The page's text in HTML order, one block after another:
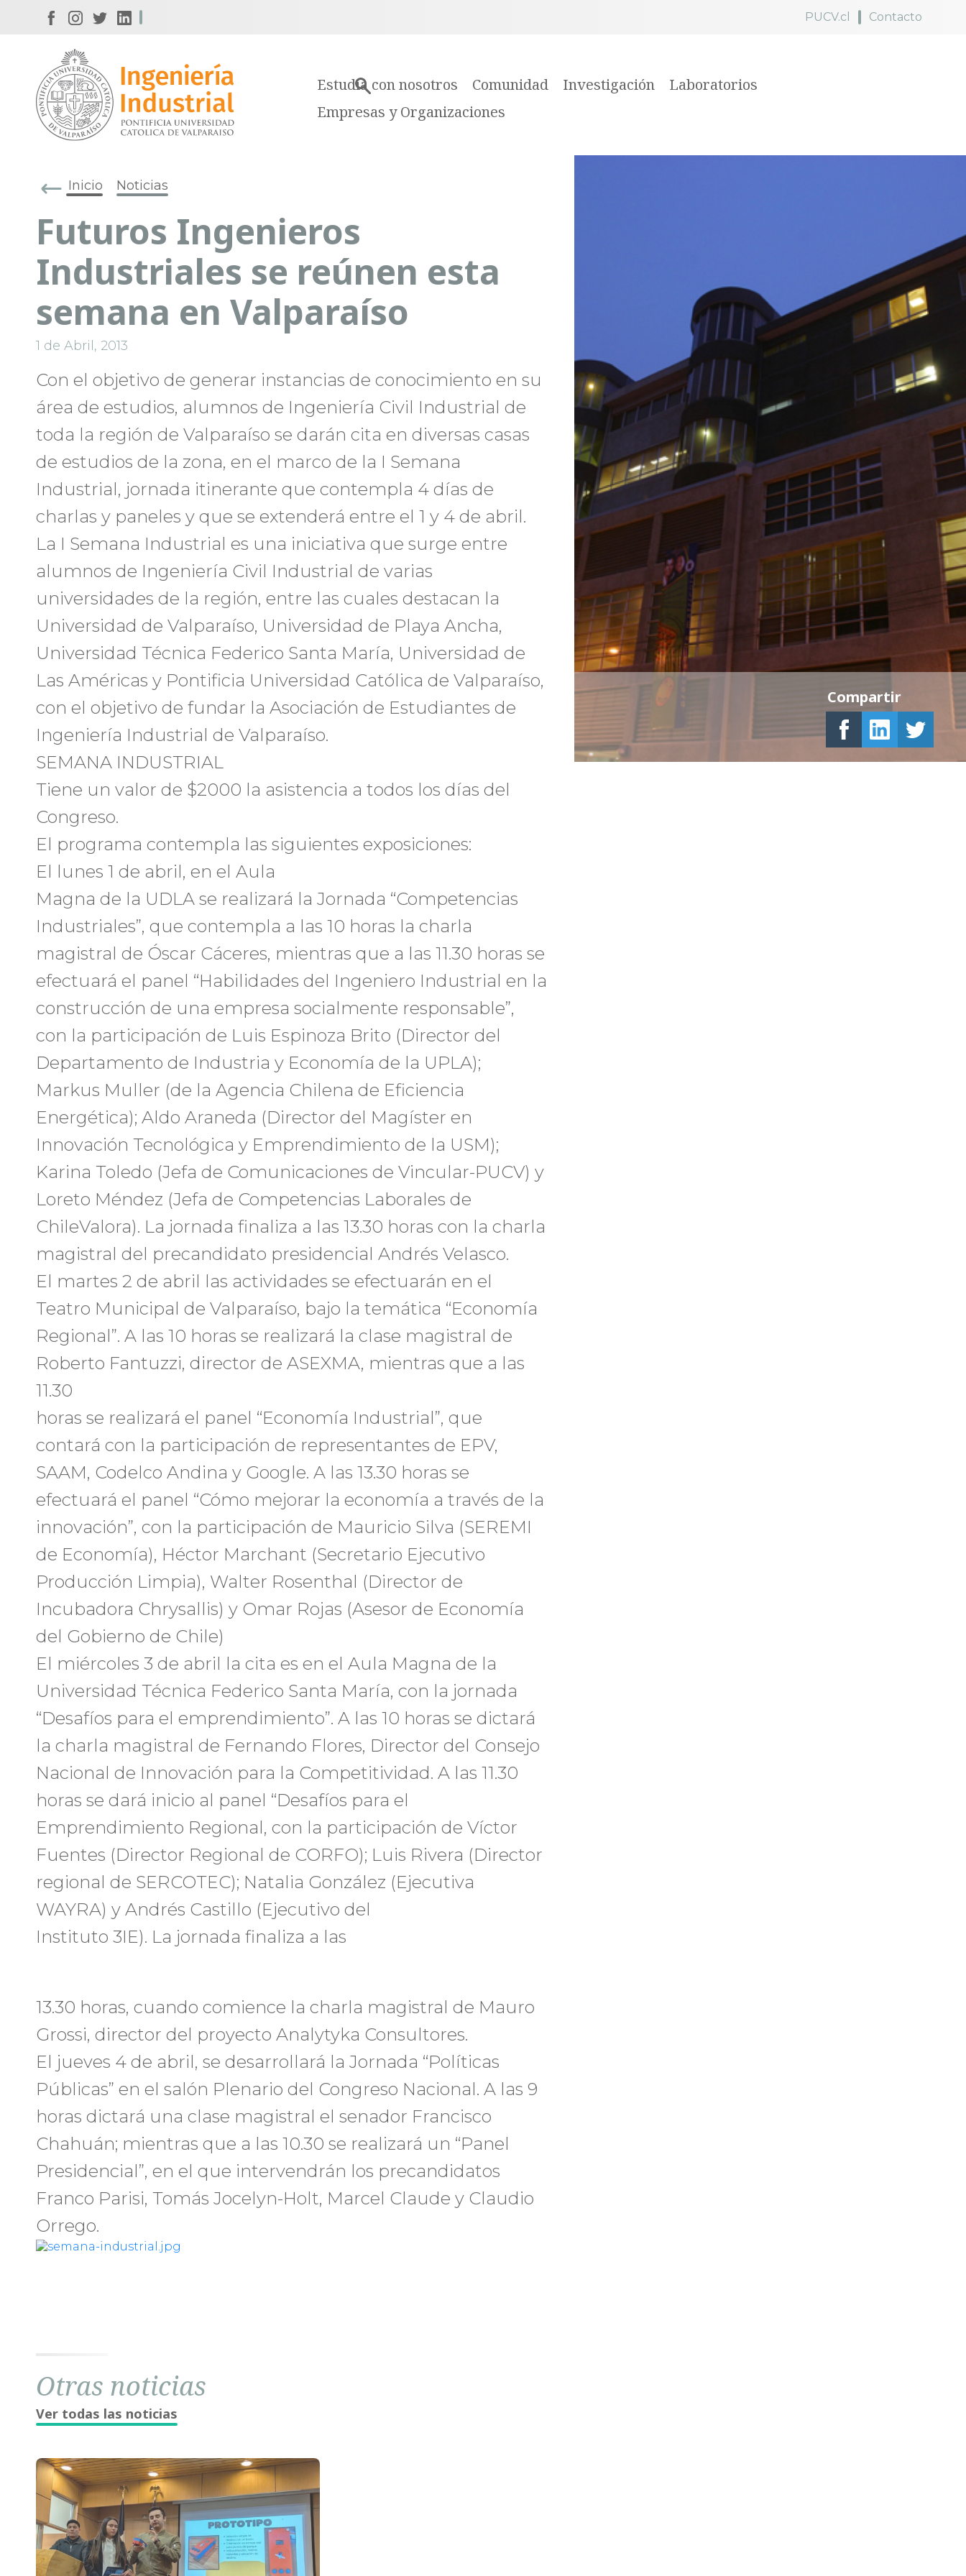
PUCV.cl Contacto
Estudia con nosotros Comunidad Investigación
Laboratorios
Empresas y Organizaciones
Inicio Noticias
Futuros Ingenieros
Industriales se reúnen esta
semana en Valparaíso
1 de Abril, 2013
Con el objetivo de generar instancias de conocimiento en su
área de estudios, alumnos de Ingeniería Civil Industrial de
toda la región de Valparaíso se darán cita en diversas casas
de estudios de la zona, en el marco de la I Semana
Industrial, jornada itinerante que contempla 4 días de
charlas y paneles y que se extenderá entre el 1 y 4 de abril.
La I Semana Industrial es una iniciativa que surge entre
alumnos de Ingeniería Civil Industrial de varias
universidades de la región, entre las cuales destacan la
Universidad de Valparaíso, Universidad de Playa Ancha,
Universidad Técnica Federico Santa María, Universidad de
Las Américas y Pontificia Universidad Católica de Valparaíso,
con el objetivo de fundar la Asociación de Estudiantes de
Ingeniería Industrial de Valparaíso.
SEMANA INDUSTRIAL
Tiene un valor de $2000 la asistencia a todos los días del
Congreso.
El programa contempla las siguientes exposiciones:
El lunes 1 de abril, en el Aula
Magna de la UDLA se realizará la Jornada “Competencias
Industriales”, que contempla a las 10 horas la charla
magistral de Óscar Cáceres, mientras que a las 11.30 horas se
efectuará el panel “Habilidades del Ingeniero Industrial en la
construcción de una empresa socialmente responsable”,
con la participación de Luis Espinoza Brito (Director del
Departamento de Industria y Economía de la UPLA);
Markus Muller (de la Agencia Chilena de Eficiencia
Energética); Aldo Araneda (Director del Magíster en
Innovación Tecnológica y Emprendimiento de la USM);
Karina Toledo (Jefa de Comunicaciones de Vincular-PUCV) y
Loreto Méndez (Jefa de Competencias Laborales de
ChileValora). La jornada finaliza a las 13.30 horas con la charla
magistral del precandidato presidencial Andrés Velasco.
El martes 2 de abril las actividades se efectuarán en el
Teatro Municipal de Valparaíso, bajo la temática “Economía
Regional”. A las 10 horas se realizará la clase magistral de
Roberto Fantuzzi, director de ASEXMA, mientras que a las
11.30
horas se realizará el panel “Economía Industrial”, que
contará con la participación de representantes de EPV,
SAAM, Codelco Andina y Google. A las 13.30 horas se
efectuará el panel “Cómo mejorar la economía a través de la
innovación”, con la participación de Mauricio Silva (SEREMI
de Economía), Héctor Marchant (Secretario Ejecutivo
Producción Limpia), Walter Rosenthal (Director de
Incubadora Chrysallis) y Omar Rojas (Asesor de Economía
del Gobierno de Chile)
El miércoles 3 de abril la cita es en el Aula Magna de la
Universidad Técnica Federico Santa María, con la jornada
“Desafíos para el emprendimiento”. A las 10 horas se dictará
la charla magistral de Fernando Flores, Director del Consejo
Nacional de Innovación para la Competitividad. A las 11.30
horas se dará inicio al panel “Desafíos para el
Emprendimiento Regional, con la participación de Víctor
Fuentes (Director Regional de CORFO); Luis Rivera (Director
regional de SERCOTEC); Natalia González (Ejecutiva
WAYRA) y Andrés Castillo (Ejecutivo del
Instituto 3IE). La jornada finaliza a las
13.30 horas, cuando comience la charla magistral de Mauro
Grossi, director del proyecto Analytyka Consultores.
El jueves 4 de abril, se desarrollará la Jornada “Políticas
Públicas” en el salón Plenario del Congreso Nacional. A las 9
horas dictará una clase magistral el senador Francisco
Chahuán; mientras que a las 10.30 se realizará un “Panel
Presidencial”, en el que intervendrán los precandidatos
Franco Parisi, Tomás Jocelyn-Holt, Marcel Claude y Claudio
Orrego.
Compartir
Otras noticias
Ver todas las noticias